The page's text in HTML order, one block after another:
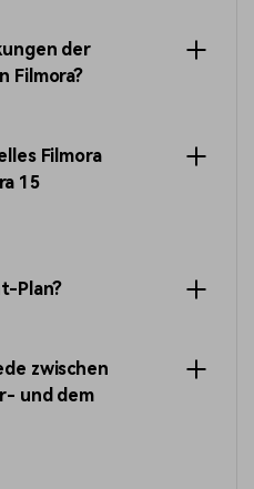
der
Filmora?
Filmora
15
Plan?
zwischen
und dem